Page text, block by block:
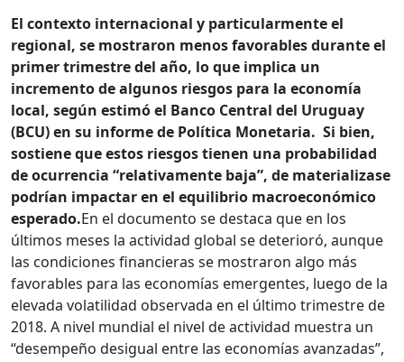
El contexto internacional y particularmente el
regional, se mostraron menos favorables durante el
primer trimestre del año, lo que implica un
incremento de algunos riesgos para la economía
local, según estimó el Banco Central del Uruguay
(BCU) en su informe de Política Monetaria. Si bien,
sostiene que estos riesgos tienen una probabilidad
de ocurrencia “relativamente baja”, de materializase
podrían impactar en el equilibrio macroeconómico
esperado.En el documento se destaca que en los
últimos meses la actividad global se deterioró, aunque
las condiciones financieras se mostraron algo más
favorables para las economías emergentes, luego de la
elevada volatilidad observada en el último trimestre de
2018. A nivel mundial el nivel de actividad muestra un
“desempeño desigual entre las economías avanzadas”,